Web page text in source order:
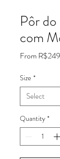
Pôr
com
From
Size *
Quantity *